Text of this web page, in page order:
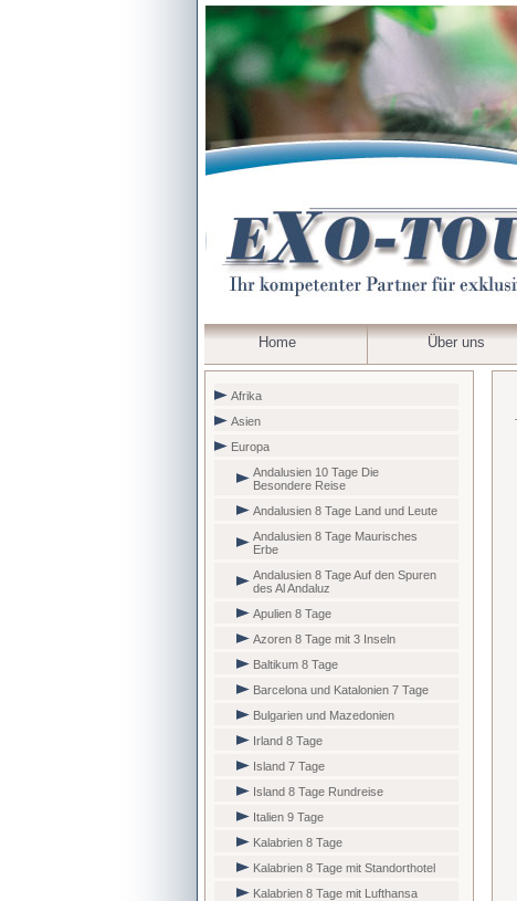
Home Über uns
Afrika
Asien
Europa
Andalusien 10 Tage Die
Besondere Reise
Andalusien 8 Tage Land und Leute
Andalusien 8 Tage Maurisches
Erbe
Andalusien 8 Tage Auf den Spuren
des Al Andaluz
Apulien 8 Tage
Azoren 8 Tage mit 3 Inseln
Baltikum 8 Tage
Barcelona und Katalonien 7 Tage
Bulgarien und Mazedonien
Irland 8 Tage
Island 7 Tage
Island 8 Tage Rundreise
Italien 9 Tage
Kalabrien 8 Tage
Kalabrien 8 Tage mit Standorthotel
Kalabrien 8 Tage mit Lufthansa